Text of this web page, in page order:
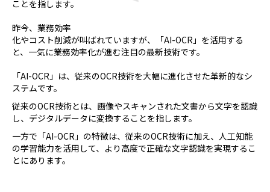
ことを指します。
昨今、業務効率
化やコスト削減が叫ばれていますが、「AI-OCR」を活用する
と、一気に業務効率化が進む注目の最新技術です。
「AI-OCR」は、従来のOCR技術を大幅に進化させた革新的なシ
ステムです。
従来のOCR技術とは、画像やスキャンされた文書から文字を認識
し、デジタルデータに変換することを指します。
一方で「AI-OCR」の特徴は、従来のOCR技術に加え、人工知能
の学習能力を活用して、より高度で正確な文字認識を実現するこ
とにあります。